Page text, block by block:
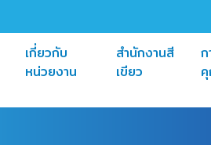
(current)
เกี่ยวกับ
หน่วยงาน
สำนักงานสี
เขียว